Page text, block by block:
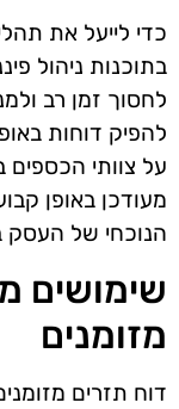
כדי לייעל את
בתוכנות ניהול
לחסוך זמן רב
להפיק דוחות
על צוותי
מעודכן באופן
הנוכחי של העסק
שימושים
מזומנים
דוח תזרים